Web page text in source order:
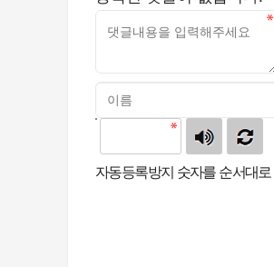
자동등록방지 숫자를 순서대